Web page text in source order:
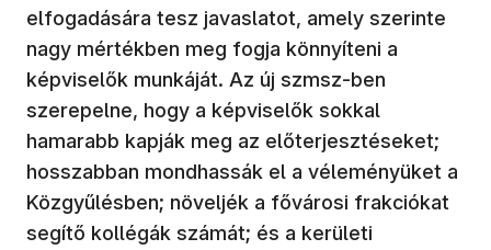
elfogadására tesz javaslatot, amely szerinte
nagy mértékben meg fogja könnyíteni a
képviselők munkáját. Az új szmsz-ben
szerepelne, hogy a képviselők sokkal
hamarabb kapják meg az előterjesztéseket;
hosszabban mondhassák el a véleményüket a
Közgyűlésben; növeljék a fővárosi frakciókat
segítő kollégák számát; és a kerületi